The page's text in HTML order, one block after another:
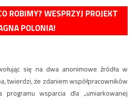
ROBIMY? WESPRZYJ PROJEKT
POLONIA!
się na dwa anonimowe źródła w
twierdzi, że zdaniem współpracowników
programu wsparcia dla „umiarkowanej